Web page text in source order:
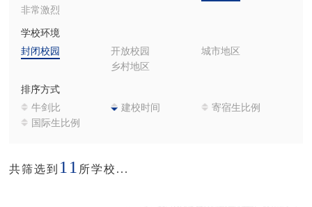
非常激烈
学校环境
封闭校园
开放校园
城市地区
乡村地区
排序方式
牛剑比
建校时间
寄宿生比例
国际生比例
共筛选到 11 所学校...